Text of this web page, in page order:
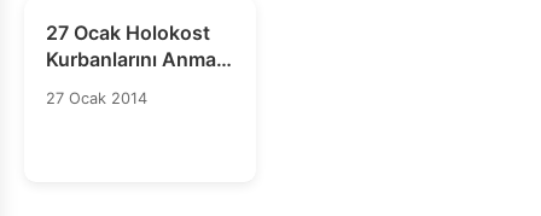
27 Ocak Holokost
Kurbanlarını Anma
Günü
27 Ocak 2014